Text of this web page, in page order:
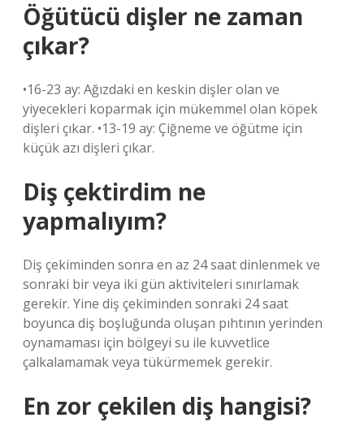
Öğütücü dişler ne zaman
çıkar?
•16-23 ay: Ağızdaki en keskin dişler olan ve
yiyecekleri koparmak için mükemmel olan köpek
dişleri çıkar. •13-19 ay: Çiğneme ve öğütme için
küçük azı dişleri çıkar.
Diş çektirdim ne
yapmalıyım?
Diş çekiminden sonra en az 24 saat dinlenmek ve
sonraki bir veya iki gün aktiviteleri sınırlamak
gerekir. Yine diş çekiminden sonraki 24 saat
boyunca diş boşluğunda oluşan pıhtının yerinden
oynamaması için bölgeyi su ile kuvvetlice
çalkalamamak veya tükürmemek gerekir.
En zor çekilen diş hangisi?